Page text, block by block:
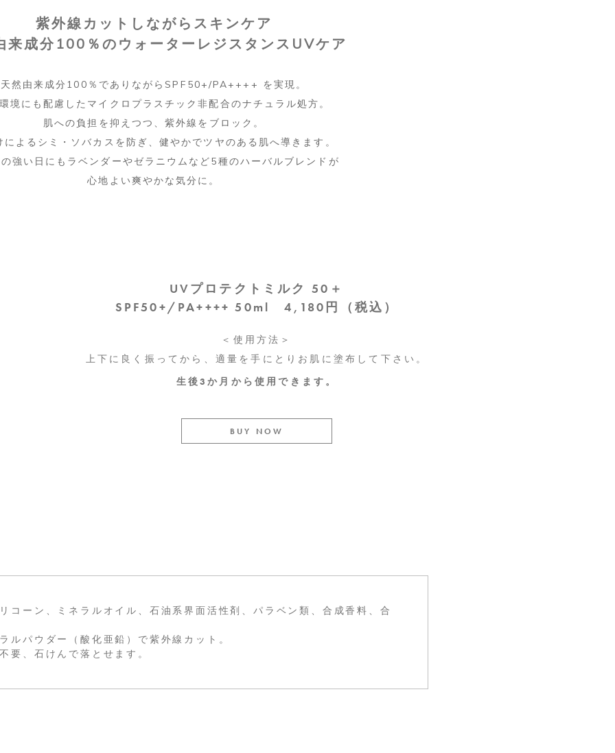
紫外線カットしながらスキンケア
来成分100％のウォーターレジスタンスUVケア
天然由来成分100％でありながらSPF50+/PA++++ を実現。
境にも配慮したマイクロプラスチック非配合のナチュラル処方。
肌への負担を抑えつつ、紫外線をブロック。
によるシミ・ソバカスを防ぎ、健やかでツヤのある肌へ導きます。
強い日にもラベンダーやゼラニウムなど5種のハーバルブレンドが
心地よい爽やかな気分に。
UVプロテクトミルク 50＋
SPF50+/PA++++ 50ml 4,180円（税込）
＜使用方法＞
上下に良く振ってから、適量を手にとりお肌に塗布して下さい。
生後3か月から使用できます。
BUY NOW
コーン、ミネラルオイル、石油系界面活性剤、パラベン類、合成香料、合
ルパウダー（酸化亜鉛）で紫外線カット。
要、石けんで落とせます。